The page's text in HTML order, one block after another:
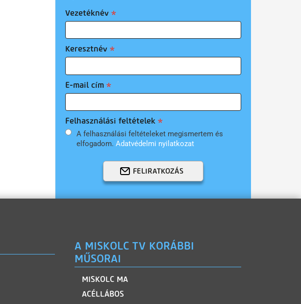
Vezetéknév
Keresztnév
E-mail cím
Felhasználási feltételek
A felhasználási feltételeket megismertem és
elfogadom. Adatvédelmi nyilatkozat
FELIRATKOZÁS
A MISKOLC TV KORÁBBI
MŰSORAI
MISKOLC MA
ACÉLLÁBOS